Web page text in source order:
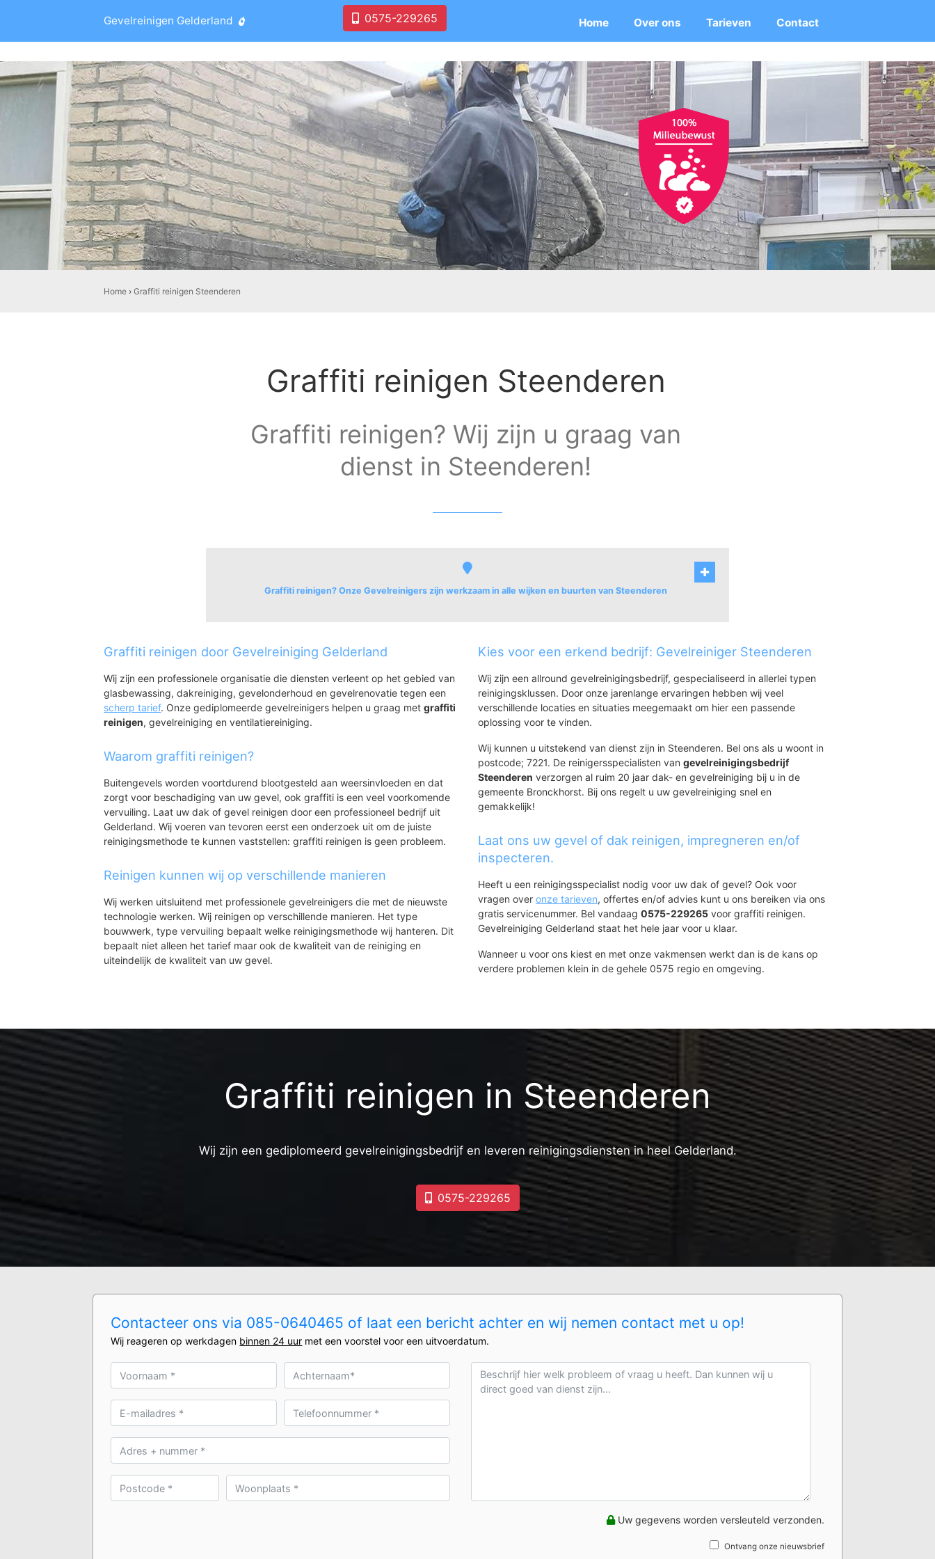
Gevelreinigen Gelderland 0575-229265 Home Over ons Tarieven Contact
Home ›Graffiti reinigen Steenderen
Graffiti reinigen Steenderen
Graffiti reinigen? Wij zijn u graag van
dienst in Steenderen!
Graffiti reinigen? Onze Gevelreinigers zijn werkzaam in alle wijken en buurten van Steenderen
Steenderen
Bronkhorst
Baak
Olburgen
Rha
Toldijk
Graffiti reinigen door Gevelreiniging Gelderland
Wij zijn een professionele organisatie die diensten verleent op het gebied van
glasbewassing, dakreiniging, gevelonderhoud en gevelrenovatie tegen een
scherp tarief. Onze gediplomeerde gevelreinigers helpen u graag metgraffiti
reinigen, gevelreiniging en ventilatiereiniging.
Waarom graffiti reinigen?
Buitengevels worden voortdurend blootgesteld aan weersinvloeden en dat
zorgt voor beschadiging van uw gevel, ook graffiti is een veel voorkomende
vervuiling. Laat uw dak of gevel reinigen door een professioneel bedrijf uit
Gelderland. Wij voeren van tevoren eerst een onderzoek uit om de juiste
reinigingsmethode te kunnen vaststellen: graffiti reinigen is geen probleem.
Reinigen kunnen wij op verschillende manieren
Wij werken uitsluitend met professionele gevelreinigers die met de nieuwste
technologie werken. Wij reinigen op verschillende manieren. Het type
bouwwerk, type vervuiling bepaalt welke reinigingsmethode wij hanteren. Dit
bepaalt niet alleen het tarief maar ook de kwaliteit van de reiniging en
uiteindelijk de kwaliteit van uw gevel.
Kies voor een erkend bedrijf: Gevelreiniger Steenderen
Wij zijn een allround gevelreinigingsbedrijf, gespecialiseerd in allerlei typen
reinigingsklussen. Door onze jarenlange ervaringen hebben wij veel
verschillende locaties en situaties meegemaakt om hier een passende
oplossing voor te vinden.
Wij kunnen u uitstekend van dienst zijn in Steenderen. Bel ons als u woont in
postcode; 7221. De reinigersspecialisten van gevelreinigingsbedrijf
Steenderen verzorgen al ruim 20 jaar dak- en gevelreiniging bij u in de
gemeente Bronckhorst. Bij ons regelt u uw gevelreiniging snel en
gemakkelijk!
Laat ons uw gevel of dak reinigen, impregneren en/of
inspecteren.
Heeft u een reinigingsspecialist nodig voor uw dak of gevel? Ook voor
vragen over onze tarieven, offertes en/of advies kunt u ons bereiken via ons
gratis servicenummer. Bel vandaag 0575-229265 voor graffiti reinigen.
Gevelreiniging Gelderland staat het hele jaar voor u klaar.
Wanneer u voor ons kiest en met onze vakmensen werkt dan is de kans op
verdere problemen klein in de gehele 0575 regio en omgeving.
Graffiti reinigen in Steenderen
Wij zijn een gediplomeerd gevelreinigingsbedrijf en leveren reinigingsdiensten in heel Gelderland.
0575-229265
Contacteer ons via 085-0640465 of laat een bericht achter en wij nemen contact met u op!
Wij reageren op werkdagen binnen 24 uur met een voorstel voor een uitvoerdatum.
Uw gegevens worden versleuteld verzonden.
Ontvang onze nieuwsbrief